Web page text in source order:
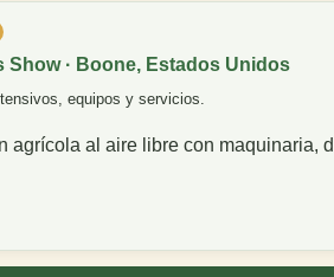
Show · Boone, Estados Unidos
equipos y servicios.
agrícola al aire libre con maquinaria,